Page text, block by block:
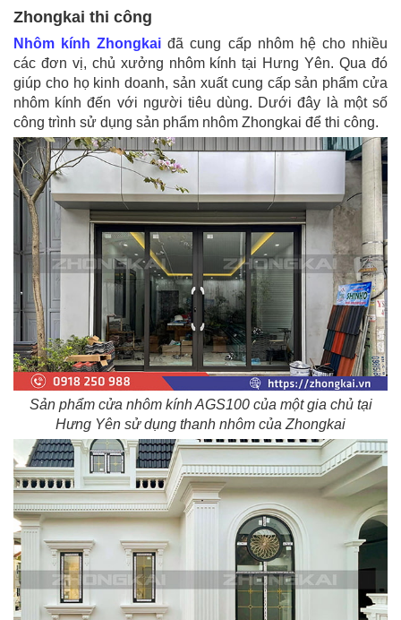
Zhongkai thi công
Nhôm kính Zhongkai đã cung cấp nhôm hệ cho nhiều
các đơn vị, chủ xưởng nhôm kính tại Hưng Yên. Qua đó
giúp cho họ kinh doanh, sản xuất cung cấp sản phẩm cửa
nhôm kính đến với người tiêu dùng. Dưới đây là một số
công trình sử dụng sản phẩm nhôm Zhongkai để thi công.
Sản phẩm cửa nhôm kính AGS100 của một gia chủ tại
Hưng Yên sử dụng thanh nhôm của Zhongkai